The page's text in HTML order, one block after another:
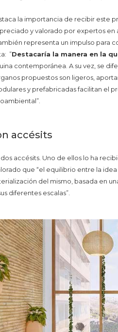
la importancia de recibir este
y valorado por expertos
representa un impulso para
”Destacaría la manera en la
contemporánea. A su vez, se
propuestos son ligeros,
y prefabricadas facilitan
accésits
accésits. Uno de ellos lo ha
que “el equilibrio entre la
del mismo, basada en
diferentes escalas”.